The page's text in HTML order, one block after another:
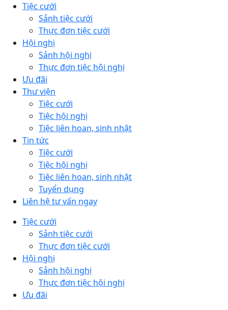
Tiệc cưới
Sảnh tiệc cưới
Thực đơn tiệc cưới
Hội nghị
Sảnh hội nghị
Thực đơn tiệc hội nghị
Ưu đãi
Thư viện
Tiệc cưới
Tiệc hội nghị
Tiệc liên hoan, sinh nhật
Tin tức
Tiệc cưới
Tiệc hội nghị
Tiệc liên hoan, sinh nhật
Tuyển dụng
Liên hệ tư vấn ngay
Tiệc cưới
Sảnh tiệc cưới
Thực đơn tiệc cưới
Hội nghị
Sảnh hội nghị
Thực đơn tiệc hội nghị
Ưu đãi